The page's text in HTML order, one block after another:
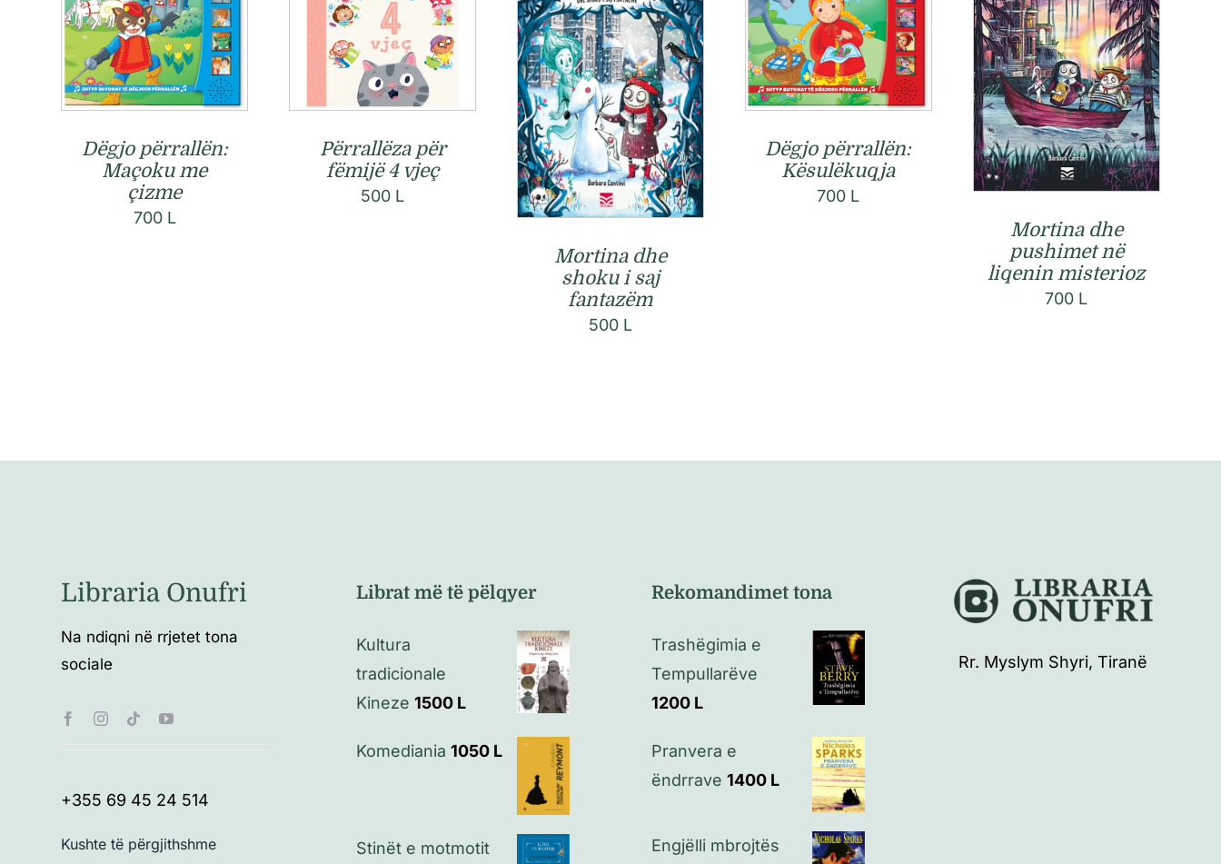
Dëgjo përrallën:
Maçoku me
çizme
700 L
Përrallëza për
fëmijë 4 vjeç
500 L
Mortina dhe
shoku i saj
fantazëm
500 L
Dëgjo përrallën:
Kësulëkuqja
700 L
Mortina dhe
pushimet në
liqenin misterioz
700 L
Libraria Onufri
Na ndiqni në rrjetet tona
sociale
+355 69 45 24 514
Kushte të përgjithshme
Librat më të pëlqyer
Kultura
tradicionale
Kineze 1500 L
Komediania 1050 L
Stinët e motmotit
Rekomandimet tona
Trashëgimia e
Tempullarëve
1200 L
Pranvera e
ëndrrave 1400 L
Engjëlli mbrojtës
Rr. Myslym Shyri, Tiranë